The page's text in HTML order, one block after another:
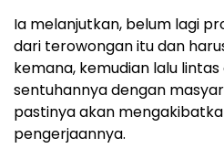
Ia melanjutkan, belum lagi
dari terowongan itu dan
kemana, kemudian lalu
sentuhannya dengan
pastinya akan
pengerjaannya.